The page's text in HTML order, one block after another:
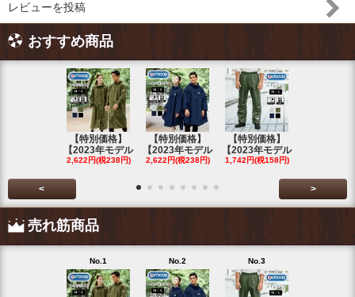
レビューを投稿
おすすめ商品
【特別価格】
【2023年モデル
2,622円(税238円)
【特別価格】
【2023年モデル
2,622円(税238円)
【特別価格】
【2023年モデル
1,742円(税158円)
< >
売れ筋商品
No.1 No.2 No.3